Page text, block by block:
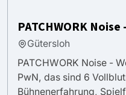
PATCHWORK
Gütersloh
PATCHWORK Noise -
PwN, das sind 6
Bühnenerfahrung,